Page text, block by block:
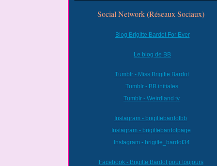
Social Network (Réseaux Sociaux)
Blog Brigitte Bardot For Ever
Le blog de BB
Tumblr - Miss Brigitte Bardot
Tumblr - BB initiales
Tumblr - Weirdland tv
Instagram - brigittebardotbb
Instagram - brigittebardotpage
Instagram - brigitte_bardot34
Facebook - Brigitte Bardot pour toujours